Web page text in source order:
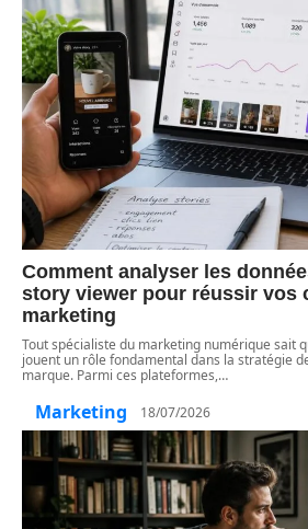
Comment analyser les
story viewer pour réussir vos
marketing
Tout spécialiste du marketing numérique sait
jouent un rôle fondamental dans la stratégie
marque. Parmi ces plateformes,…
Marketing 18/07/2026